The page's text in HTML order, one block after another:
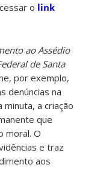
o link
ao Assédio
de Santa
por exemplo,
denúncias na
minuta, a criação
que
moral. O
e traz
aos